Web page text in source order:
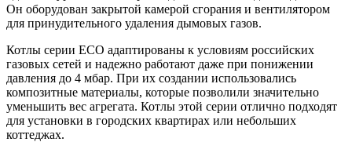
Он оборудован закрытой камерой сгорания и вентилятором
для принудительного удаления дымовых газов.
Котлы серии ECO адаптированы к условиям российских
газовых сетей и надежно работают даже при понижении
давления до 4 мбар. При их создании использовались
композитные материалы, которые позволили значительно
уменьшить вес агрегата. Котлы этой серии отлично подходят
для установки в городских квартирах или небольших
коттеджах.